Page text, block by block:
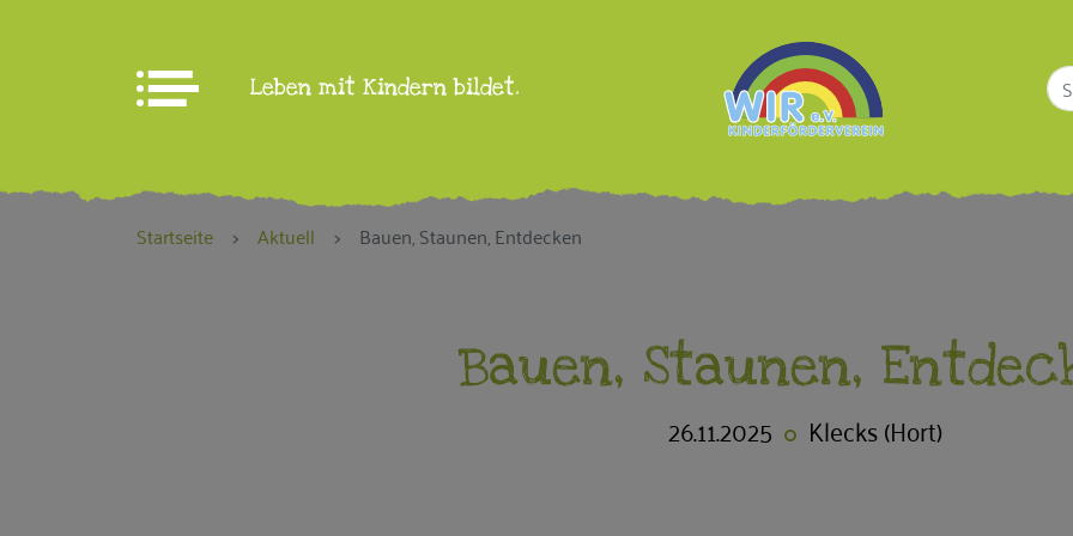
Leben mit Kindern bildet.
Aktuelles
Startseite Aktuell Bauen, Staunen, Entdecken
Bauen, Staunen,
26.11.2025 Klecks (Hort)